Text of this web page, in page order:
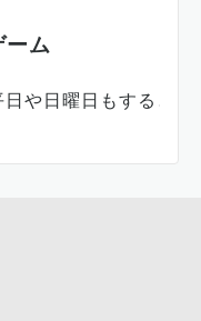
ーム
や日曜日もするとき